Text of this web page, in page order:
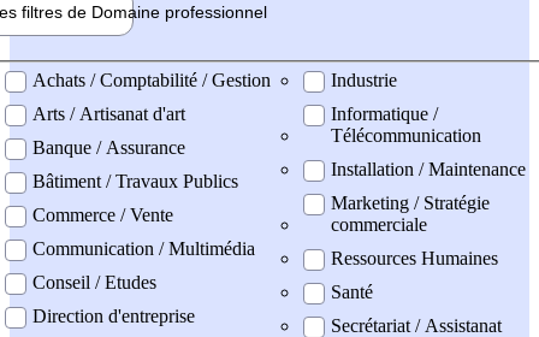
filtres de Domaine professionnel
professionel
Achats / Comptabilité / Gestion
Arts / Artisanat d'art
Banque / Assurance
Bâtiment / Travaux Publics
Commerce / Vente
Communication / Multimédia
Conseil / Etudes
Direction d'entreprise
Industrie
Informatique /
Télécommunication
Installation / Maintenance
Marketing / Stratégie
commerciale
Ressources Humaines
Santé
Secrétariat / Assistanat